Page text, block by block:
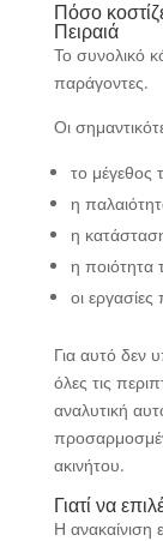
Πόσο
Πειραιά
Το συνολικό
παράγοντες.
Οι
το μέγεθος
η
η
η ποιότητα
οι
Για αυτό δεν
όλες τις
αναλυτική
ακινήτου.
Γιατί να
Η ανακαίνιση